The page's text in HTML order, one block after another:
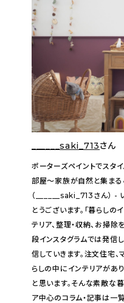
______saki_713さん
ポーターズペイントでスタ
部屋〜家族が自然と集ま
（______saki_713さん） -
とうございます。「暮らしの
テリア、整理・収納、お掃
段インスタグラムでは発信
信していきます。注文住宅
らしの中にインテリアがあ
と思います。そんな素敵な
ア中心のコラム・記事は一